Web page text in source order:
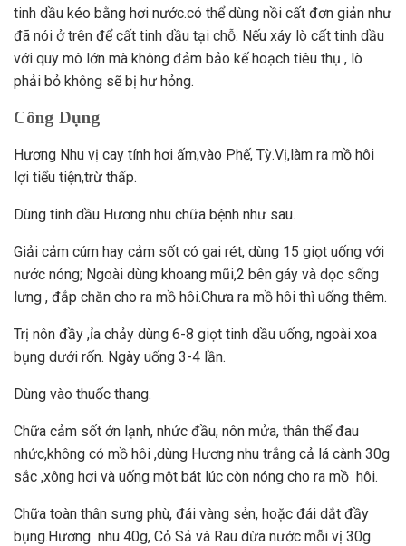
tinh dầu kéo bằng hơi nước.có thể dùng nồi cất đơn giản như
đã nói ở trên để cất tinh dầu tại chỗ. Nếu xáy lò cất tinh dầu
với quy mô lớn mà không đảm bảo kế hoạch tiêu thụ , lò
phải bỏ không sẽ bị hư hỏng.
Công Dụng
Hương Nhu vị cay tính hơi ấm,vào Phế, Tỳ.Vị,làm ra mồ hôi
lợi tiểu tiện,trừ thấp.
Dùng tinh dầu Hương nhu chữa bệnh như sau.
Giải cảm cúm hay cảm sốt có gai rét, dùng 15 giọt uống với
nước nóng; Ngoài dùng khoang mũi,2 bên gáy và dọc sống
lưng , đắp chăn cho ra mồ hôi.Chưa ra mồ hôi thì uống thêm.
Trị nôn đầy ,ỉa chảy dùng 6-8 giọt tinh dầu uống, ngoài xoa
bụng dưới rốn. Ngày uống 3-4 lần.
Dùng vào thuốc thang.
Chữa cảm sốt ớn lạnh, nhức đầu, nôn mửa, thân thể đau
nhức,không có mồ hôi ,dùng Hương nhu trắng cả lá cành 30g
sắc ,xông hơi và uống một bát lúc còn nóng cho ra mồ hôi.
Chữa toàn thân sưng phù, đái vàng sẻn, hoặc đái dắt đầy
bụng.Hương nhu 40g, Cỏ Sả và Rau dừa nước mỗi vị 30g